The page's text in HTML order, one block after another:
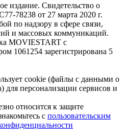
издание. Свидетельство о
78238 от 27 марта 2020 г.
по надзору в сфере связи,
и массовых коммуникаций.
MOVIESTART с
1061254 зарегистрирована 5
cookie (файлы с данными о
персонализации сервисов и
относится к защите
с пользовательским